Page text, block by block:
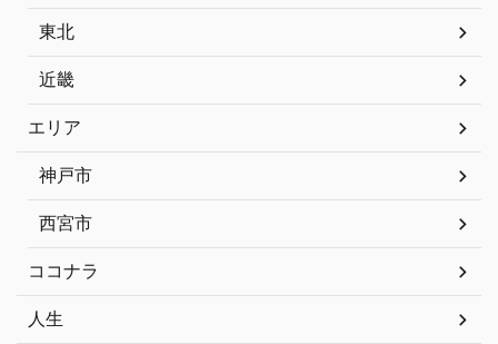
東北
近畿
エリア
神戸市
西宮市
ココナラ
人生